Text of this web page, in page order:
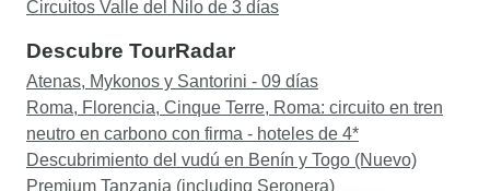
Circuitos Valle del Nilo de 3 días
Descubre TourRadar
Atenas, Mykonos y Santorini - 09 días
Roma, Florencia, Cinque Terre, Roma: circuito en tren
neutro en carbono con firma - hoteles de 4*
Descubrimiento del vudú en Benín y Togo (Nuevo)
Premium Tanzania (including Seronera)